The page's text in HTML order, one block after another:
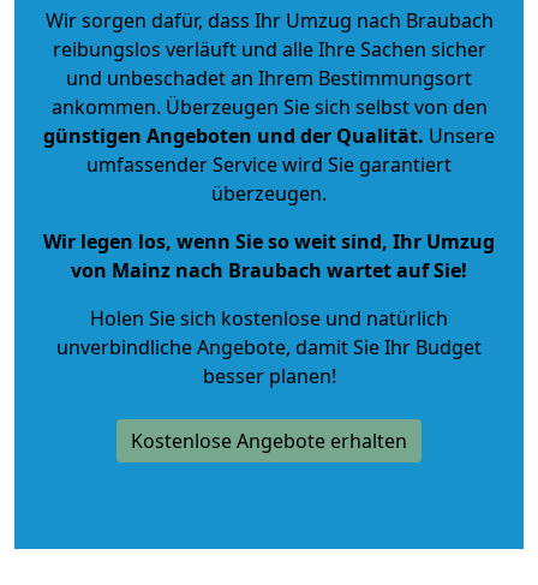
Wir sorgen dafür, dass Ihr Umzug nach Braubach
reibungslos verläuft und alle Ihre Sachen sicher
und unbeschadet an Ihrem Bestimmungsort
ankommen. Überzeugen Sie sich selbst von den
günstigen Angeboten und der Qualität. Unsere
umfassender Service wird Sie garantiert
überzeugen.
Wir legen los, wenn Sie so weit sind, Ihr Umzug
von Mainz nach Braubach wartet auf Sie!
Holen Sie sich kostenlose und natürlich
unverbindliche Angebote, damit Sie Ihr Budget
besser planen!
Kostenlose Angebote erhalten